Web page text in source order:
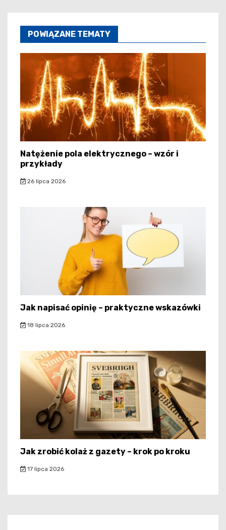
POWIĄZANE TEMATY
Natężenie pola elektrycznego – wzór i
przykłady
26 lipca 2026
Jak napisać opinię – praktyczne wskazówki
18 lipca 2026
Jak zrobić kolaż z gazety – krok po kroku
17 lipca 2026